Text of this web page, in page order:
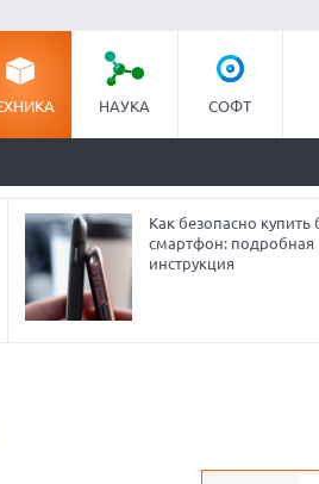
НАУКА СОФТ
Как безопасно купить
смартфон: подробная
инструкция